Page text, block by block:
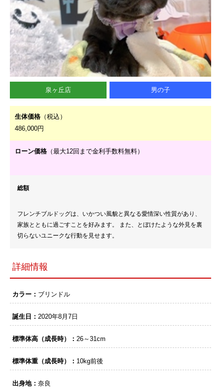
泉ヶ丘店 男の子
生体価格 （税込）
486,000円
ローン価格 （最大12回まで金利手数料無料）
総額
フレンチブルドッグは、いかつい風貌と異なる愛情深い性質があり、
家族とともに過ごすことを好みます。 また、とぼけたような外見を裏
切らないユニークな行動を見せます。
詳細情報
カラー： ブリンドル
誕生日： 2020年8月7日
標準体高（成長時）： 26～31cm
標準体重（成長時）： 10kg前後
出身地： 奈良